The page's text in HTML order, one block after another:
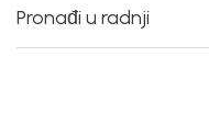
Pronađi u radnji